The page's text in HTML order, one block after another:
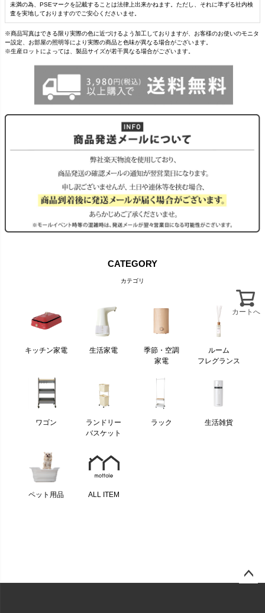
カートへ
未満の為、PSEマークを記載することは法律上出来かねます。ただし、それに準ずる社内検
査を実地しておりますのでご安心くださいませ。
※商品写真はできる限り実際の色に近づけるよう加工しておりますが、お客様のお使いのモニタ
ー設定、お部屋の照明等により実際の商品と色味が異なる場合がございます。
※生産ロットによっては、製品サイズが若干異なる場合がございます。
CATEGORY
カテゴリ
キッチン家電 生活家電
季節・空調
家電
ルーム
フレグランス
ワゴン
ランドリー
バスケット
ラック 生活雑貨
ペット用品 ALL ITEM